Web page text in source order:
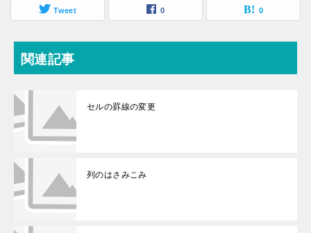
Tweet 0 0
関連記事
セルの罫線の変更
列のはさみこみ